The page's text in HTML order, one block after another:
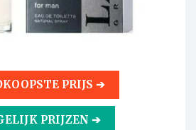
PRIJS ➔
PRIJZEN ➔